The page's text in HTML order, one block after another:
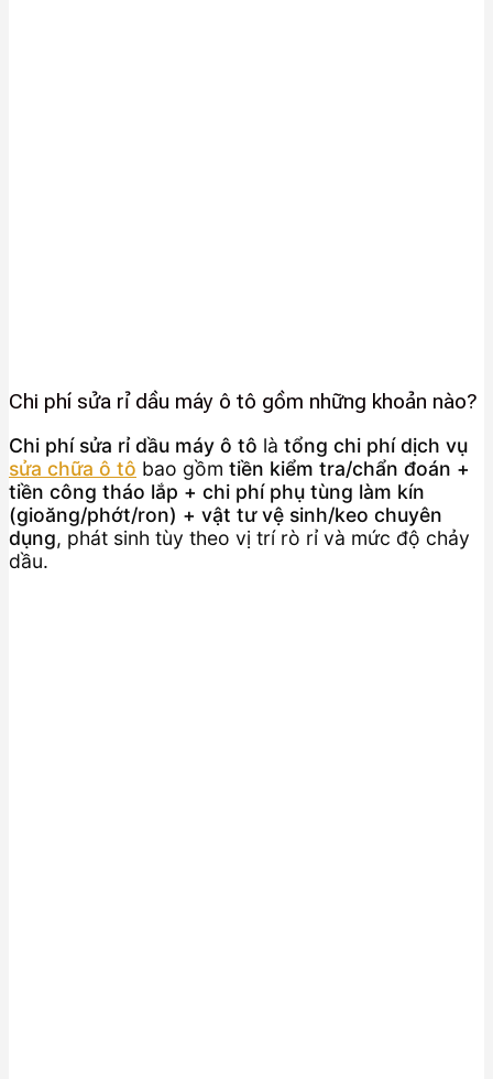
Chi phí sửa rỉ dầu máy ô tô gồm những khoản nào?
Chi phí sửa rỉ dầu máy ô tô là tổng chi phí dịch vụ
sửa chữa ô tô bao gồm tiền kiểm tra/chẩn đoán +
tiền công tháo lắp + chi phí phụ tùng làm kín
(gioăng/phớt/ron) + vật tư vệ sinh/keo chuyên
dụng, phát sinh tùy theo vị trí rò rỉ và mức độ chảy
dầu.